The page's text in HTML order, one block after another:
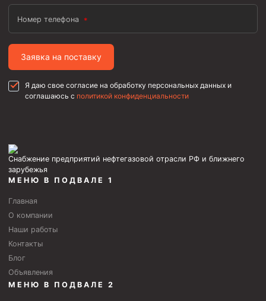
Райберы конусные
Фрезеры кольцевые
Клинья — отклонители
Быстроразъёмные соединения (БРС)
Стропы
Стропы канатные ВК
Номер телефона
Заявка на поставку
Я даю свое согласие на обработку персональных данных и
соглашаюсь с политикой конфиденциальности
Снабжение предприятий нефтегазовой отрасли РФ и ближнего
зарубежья
МЕНЮ В ПОДВАЛЕ 1
Главная
О компании
Наши работы
Контакты
Блог
Объявления
МЕНЮ В ПОДВАЛЕ 2